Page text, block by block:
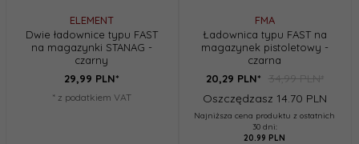
ELEMENT
Dwie ładownice typu FAST
na magazynki STANAG -
czarny
29,99 PLN*
* z podatkiem VAT
FMA
Ładownica typu FAST na
magazynek pistoletowy -
czarna
20,29 PLN*
34,99 PLN*
Oszczędzasz 14.70 PLN
Najniższa cena produktu z ostatnich
30 dni:
20.99 PLN